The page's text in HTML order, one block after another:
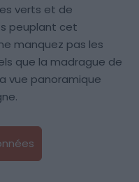
verts et de
peuplant cet
manquez pas les
que la madrague de
vue panoramique